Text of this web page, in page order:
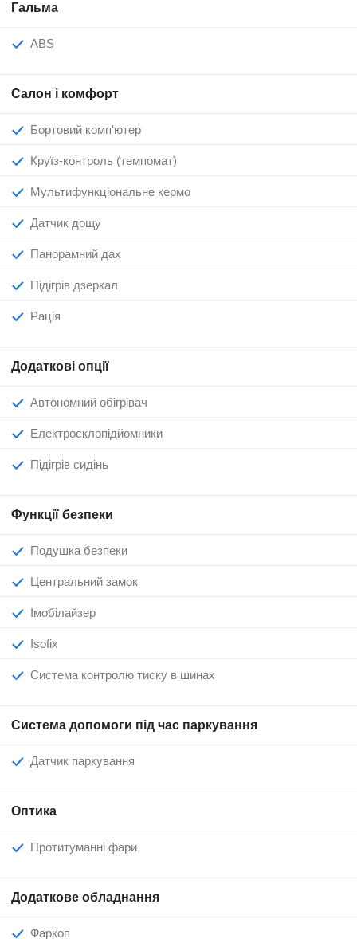
Гальма
ABS
Салон і комфорт
Бортовий комп'ютер
Круїз-контроль (темпомат)
Мультифункціональне кермо
Датчик дощу
Панорамний дах
Підігрів дзеркал
Рація
Додаткові опції
Автономний обігрівач
Електросклопідйомники
Підігрів сидінь
Функції безпеки
Подушка безпеки
Центральний замок
Імобілайзер
Isofix
Система контролю тиску в шинах
Система допомоги під час паркування
Датчик паркування
Оптика
Протитуманні фари
Додаткове обладнання
Фаркоп